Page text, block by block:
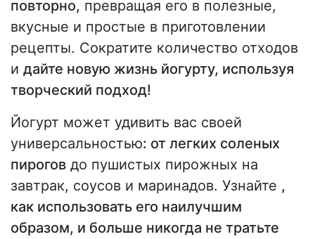
повторно, превращая его в полезные,
вкусные и простые в приготовлении
рецепты. Сократите количество отходов
и дайте новую жизнь йогурту, используя
творческий подход!
Йогурт может удивить вас своей
универсальностью: от легких соленых
пирогов до пушистых пирожных на
завтрак, соусов и маринадов. Узнайте ,
как использовать его наилучшим
образом, и больше никогда не тратьте